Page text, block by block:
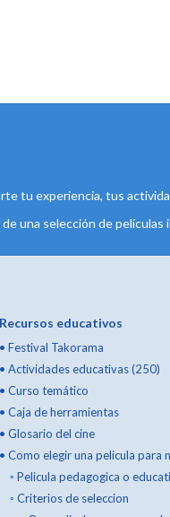
tu experiencia, tus
una selección de
Recursos educativos
• Festival Takorama
• Actividades educativas (250)
• Curso temático
• Caja de herramientas
• Glosario del cine
• Como elegir una pelicula para
◦ Pelicula pedagogica o
◦ Criterios de seleccion